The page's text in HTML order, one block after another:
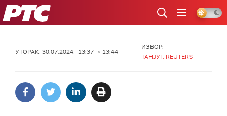
РТС
УТОРАК, 30.07.2024, 13:37 -> 13:44
ИЗВОР:
ТАНЈУГ, REUTERS